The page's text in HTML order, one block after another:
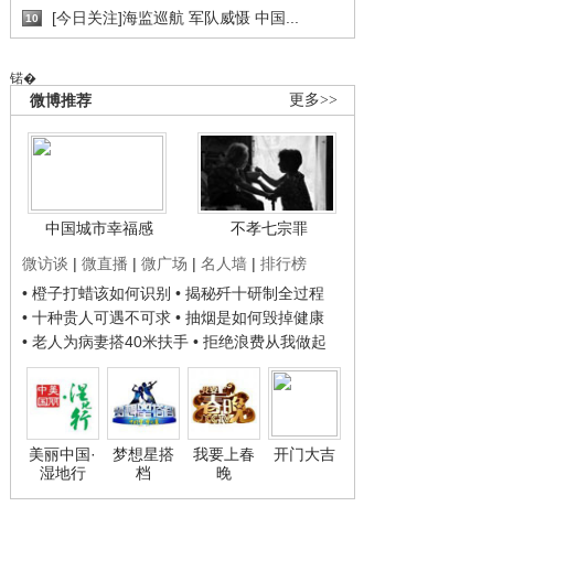
10 [今日关注]海监巡航 军队威慑 中国...
锘�
更多>>
微博推荐
中国城市幸福感
不孝七宗罪
微访谈 | 微直播 | 微广场 | 名人墙 | 排行榜
• 橙子打蜡该如何识别 • 揭秘歼十研制全过程
• 十种贵人可遇不可求 • 抽烟是如何毁掉健康
• 老人为病妻搭40米扶手 • 拒绝浪费从我做起
美丽中国·
湿地行
梦想星搭
档
我要上春
晚
开门大吉